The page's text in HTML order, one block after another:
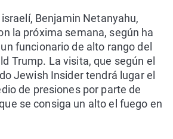
Benjamin Netanyahu,
la próxima semana, según ha
funcionario de alto rango del
Trump. La visita, que según el
Jewish Insider tendrá lugar el
de presiones por parte de
se consiga un alto el fuego en